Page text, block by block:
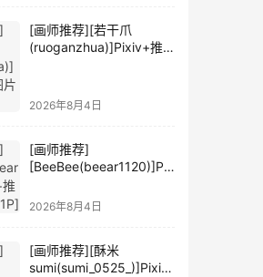
[画师推荐][若干爪
(ruoganzhua)]Pixiv+推
2026年8月4日
[画师推荐]
[BeeBee(beear1120)]Pix
2026年8月4日
[画师推荐][酥米
sumi(sumi_0525_)]Pixiv